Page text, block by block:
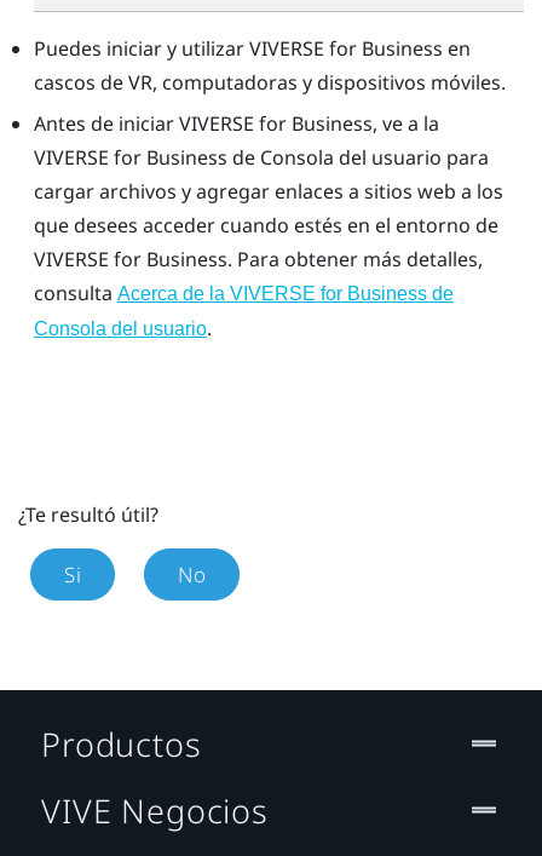
Puedes iniciar y utilizarVIVERSE for Business en
cascos de VR, computadoras y dispositivos móviles.
Antes de iniciarVIVERSE for Business, ve a la
VIVERSE for Business de Consola del usuario para
cargar archivos y agregar enlaces a sitios web a los
que desees acceder cuando estés en el entorno de
VIVERSE for Business. Para obtener más detalles,
consulta Acerca de la VIVERSE for Business de
Consola del usuario.
¿Te resultó útil?
Si No
Productos
VIVE Negocios